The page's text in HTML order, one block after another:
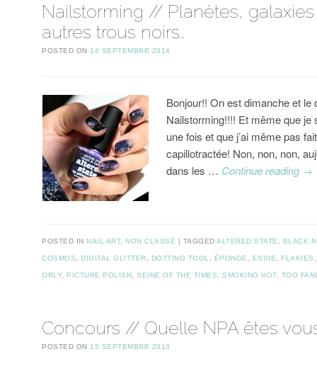
Nailstorming // Planètes,
autres trous noirs…
POSTED ON 14 SEPTEMBRE 2014
Bonjour!! On est dimanche et le
Nailstorming!!!! Et même que je
une fois et que j’ai même pas
capillotractée! Non, non, non,
dans les … Continue reading →
POSTED IN NAIL ART, NON CLASSÉ TAGGEDALTERED STATE BLACK
COSMOS DIGITAL GLITTER DOTTING TOOL ÉPONGE ESSIE FLAKIES
ORLY PICTURE POLISH ,SEINE OF THE TIMES ,SMOKING HOT, TOO
Concours // Quelle NPA êtes
POSTED ON 15 SEPTEMBRE 2013